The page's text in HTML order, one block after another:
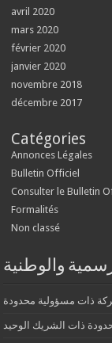
avril 2020
mars 2020
février 2020
janvier 2020
novembre 2018
décembre 2017
Catégories
Annonces Légales
Bulletin Officiel
Consulter le Bulletin
Formalités
Non classé
والوطنية
ذات مسؤولية محدودة
ذات الشريك الوحيد